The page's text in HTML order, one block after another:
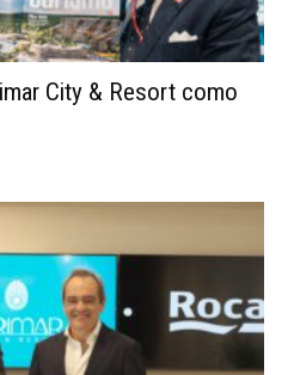
City & Resort como